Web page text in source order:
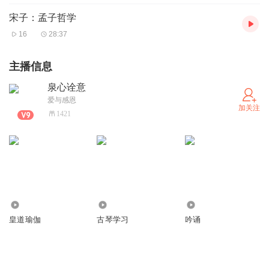
宋子：孟子哲学
16 28:37
主播信息
泉心诠意
爱与感恩
1421
加关注
皇道瑜伽 古琴学习 吟诵